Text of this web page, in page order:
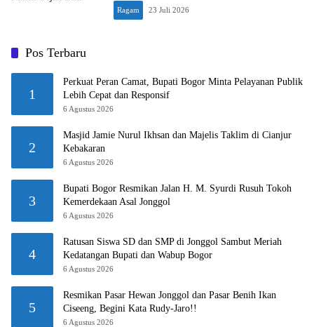
Ragam 23 Juli 2026
Pos Terbaru
1
Perkuat Peran Camat, Bupati Bogor Minta Pelayanan Publik
Lebih Cepat dan Responsif
6 Agustus 2026
2
Masjid Jamie Nurul Ikhsan dan Majelis Taklim di Cianjur
Kebakaran
6 Agustus 2026
3
Bupati Bogor Resmikan Jalan H. M. Syurdi Rusuh Tokoh
Kemerdekaan Asal Jonggol
6 Agustus 2026
4
Ratusan Siswa SD dan SMP di Jonggol Sambut Meriah
Kedatangan Bupati dan Wabup Bogor
6 Agustus 2026
5
Resmikan Pasar Hewan Jonggol dan Pasar Benih Ikan
Ciseeng, Begini Kata Rudy-Jaro!!
6 Agustus 2026